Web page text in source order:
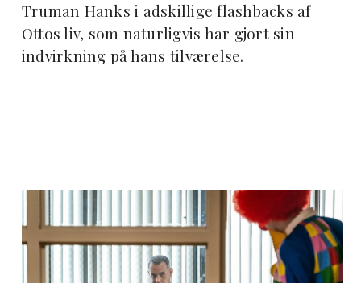
Truman Hanks i adskillige flashbacks af
Ottos liv, som naturligvis har gjort sin
indvirkning på hans tilværelse.